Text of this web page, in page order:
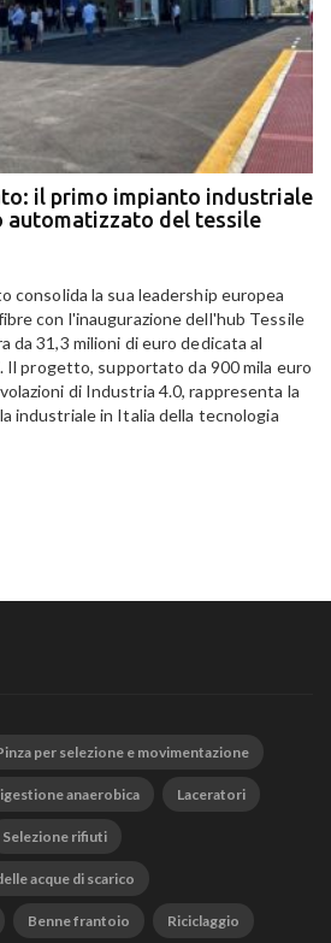
il primo impianto industriale
automatizzato del tessile
la sua leadership europea
con l'inaugurazione dell'hub Tessile
31,3 milioni di euro dedicata al
progetto, supportato da 900 mila euro
di Industria 4.0, rappresenta la
industriale in Italia della tecnologia
per selezione e movimentazione
anaerobica Laceratori
Selezione rifiuti
acque di scarico
Benne frantoio Riciclaggio